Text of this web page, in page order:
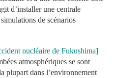
d’installer une centrale
de scénarios
nucléaire de Fukushima]
atmosphériques se sont
plupart dans l’environnement